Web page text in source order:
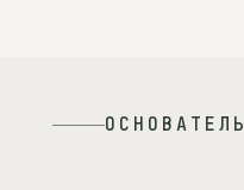
ОСНОВАТЕЛЬ